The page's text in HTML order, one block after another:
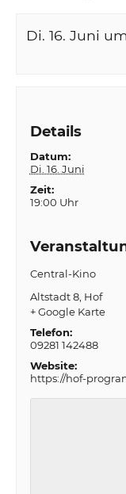
Di. 16. Juni
Details
Datum:
Di. 16. Juni
Zeit:
19:00 Uhr
Central-Kino
Altstadt 8 Hof
+ Google Karte
Telefon:
09281 142488
Website:
https://hof-